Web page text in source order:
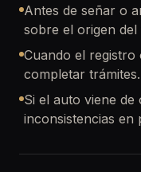
Antes de señar o
sobre el origen del
Cuando el registro
completar trámites.
Si el auto viene
inconsistencias en